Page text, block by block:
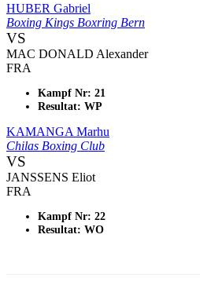
HUBER Gabriel
Boxing Kings Boxring Bern
VS
MAC DONALD Alexander
FRA
Kampf Nr: 21
Resultat: WP
KAMANGA Marhu
Chilas Boxing Club
VS
JANSSENS Eliot
FRA
Kampf Nr: 22
Resultat: WO